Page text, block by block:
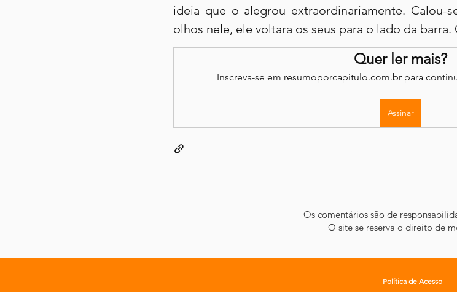
ideia que o alegrou extraordinariamente. Calou-
olhos nele, ele voltara os seus para o lado da barra.
Quer ler mais?
Inscreva-se em resumoporcapitulo.com.br para
Assinar
Os comentários são de
O site se reserva o direito de
Política de Acesso